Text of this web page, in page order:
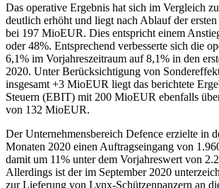
Das operative Ergebnis hat sich im Vergleich
deutlich erhöht und liegt nach Ablauf der
bei 197 MioEUR. Dies entspricht einem
oder 48%. Entsprechend verbesserte sich die
6,1% im Vorjahreszeitraum auf 8,1% in den
2020. Unter Berücksichtigung von
insgesamt +3 MioEUR liegt das berichtete
Steuern (EBIT) mit 200 MioEUR ebenfalls
von 132 MioEUR.
Der Unternehmensbereich Defence erzielte in
Monaten 2020 einen Auftragseingang von
damit um 11% unter dem Vorjahreswert von
Allerdings ist der im September 2020
zur Lieferung von Lynx-Schützenpanzern an